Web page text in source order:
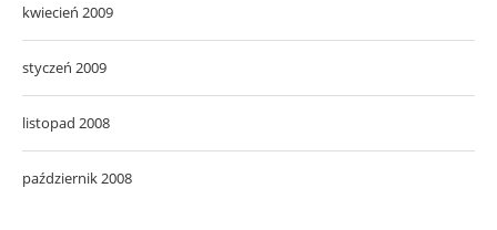
kwiecień 2009
styczeń 2009
listopad 2008
październik 2008